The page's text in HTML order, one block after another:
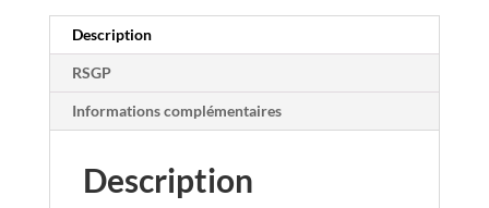
Toy
Description
RSGP
Informations complémentaires
Description